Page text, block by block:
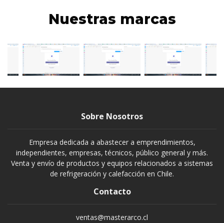
Nuestras marcas
Sobre Nosotros
Empresa dedicada a abastecer a emprendimientos,
independientes, empresas, técnicos, público general y más.
Venta y envío de productos y equipos relacionados a sistemas
de refrigeración y calefacción en Chile.
Contacto
ventas@masterarco.cl